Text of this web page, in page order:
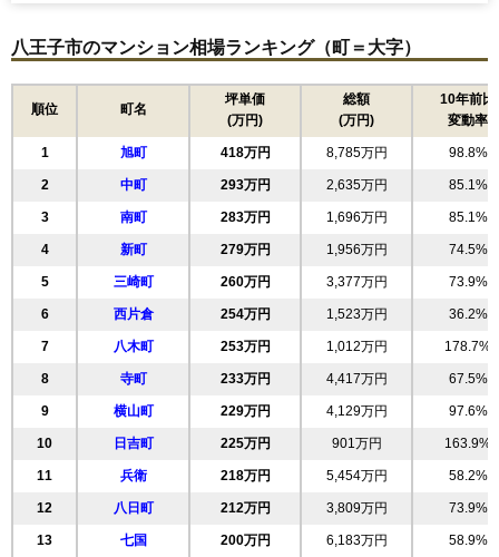
八王子市のマンション相場ランキング（町＝大字）
順位 町名
坪単価
(万円)
総額
(万円)
10年前比
変動率
1 旭町 418万円 8,785万円 98.8%
2 中町 293万円 2,635万円 85.1%
3 南町 283万円 1,696万円 85.1%
4 新町 279万円 1,956万円 74.5%
5 三崎町 260万円 3,377万円 73.9%
6 西片倉 254万円 1,523万円 36.2%
7 八木町 253万円 1,012万円 178.7%
8 寺町 233万円 4,417万円 67.5%
9 横山町 229万円 4,129万円 97.6%
10 日吉町 225万円 901万円 163.9%
11 兵衛 218万円 5,454万円 58.2%
12 八日町 212万円 3,809万円 73.9%
13 七国 200万円 6,183万円 58.9%